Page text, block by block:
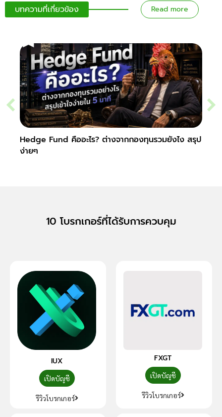
บทความที่เกี่ยวข้อง Read more
Hedge Fund คืออะไร? ต่างจากกองทุนรวมยังไง สรุป
ง่ายๆ
10 โบรกเกอร์ที่ได้รับการควบคุม
IUX
เปิดบัญชี
รีวิวโบรกเกอร์
FXGT
เปิดบัญชี
รีวิวโบรกเกอร์